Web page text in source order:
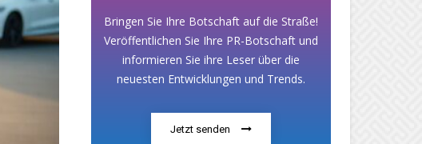
Bringen Sie Ihre Botschaft auf die Straße!
Veröffentlichen Sie Ihre PR-Botschaft und
informieren Sie ihre Leser über die
neuesten Entwicklungen und Trends.
Jetzt senden